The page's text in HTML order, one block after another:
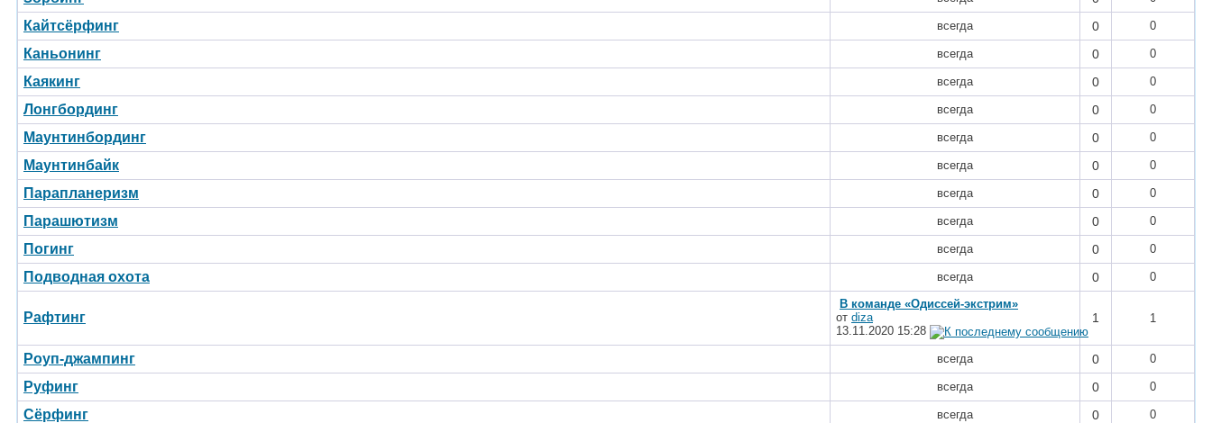
Кайтсёрфинг всегда 0 0
Каньонинг всегда 0 0
Каякинг всегда 0 0
Лонгбординг всегда 0 0
Маунтинбординг всегда 0 0
Маунтинбайк всегда 0 0
Парапланеризм всегда 0 0
Парашютизм всегда 0 0
Погинг всегда 0 0
Подводная охота всегда 0 0
Рафтинг
В команде «Одиссей-экстрим»
от diza
13.11.2020 15:28
1 1
Роуп-джампинг всегда 0 0
Руфинг всегда 0 0
Сёрфинг всегда 0 0